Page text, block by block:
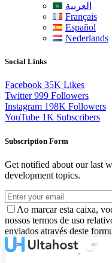
العربية
Français
Español
Nederlands
Social Links
Facebook 35K Likes
Twitter 999 Followers
Instagram 198K Followers
YouTube 1K Subscribers
Subscription Form
Get notified about our last
development topics.
Ao marcar esta caixa,
nossos termos de uso
enviados através deste